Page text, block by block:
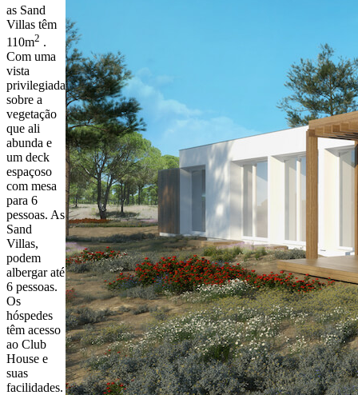
as Sand
Villas têm
110m2 .
Com uma
vista
privilegiada
sobre a
vegetação
que ali
abunda e
um deck
espaçoso
com mesa
para 6
pessoas. As
Sand
Villas,
podem
albergar até
6 pessoas.
Os
hóspedes
têm acesso
ao Club
House e
suas
facilidades.